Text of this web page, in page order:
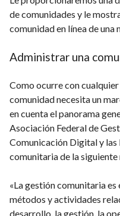
de comunidades y le
comunidad en línea de
Administrar una
Como ocurre con
comunidad necesita un
en cuenta el panorama
Asociación Federal de
Comunicación Digital y las
comunitaria de la siguiente
«La gestión comunitaria
métodos y actividades
desarrollo, la gestión, la